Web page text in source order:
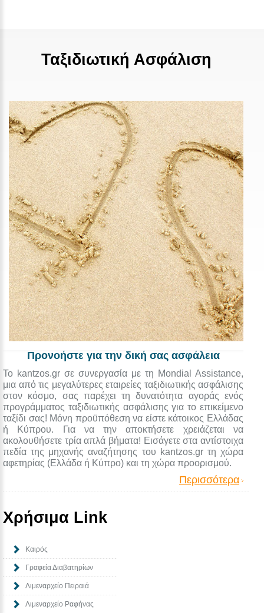
Ταξιδιωτική Ασφάλιση
Προνοήστε για την δική σας ασφάλεια
Το kantzos.gr σε συνεργασία με τη Mondial Assistance,
μια από τις μεγαλύτερες εταιρείες ταξιδιωτικής ασφάλισης
στον κόσμο, σας παρέχει τη δυνατότητα αγοράς ενός
προγράμματος ταξιδιωτικής ασφάλισης για το επικείμενο
ταξίδι σας! Μόνη προϋπόθεση να είστε κάτοικος Ελλάδας
ή Κύπρου. Για να την αποκτήσετε χρειάζεται να
ακολουθήσετε τρία απλά βήματα! Εισάγετε στα αντίστοιχα
πεδία της μηχανής αναζήτησης του kantzos.gr τη χώρα
αφετηρίας (Ελλάδα ή Κύπρο) και τη χώρα προορισμού.
Περισσότερα
Χρήσιμα Link
Καιρός
Γραφεία Διαβατηρίων
Λιμεναρχείο Πειραιά
Λιμεναρχείο Ραφήνας